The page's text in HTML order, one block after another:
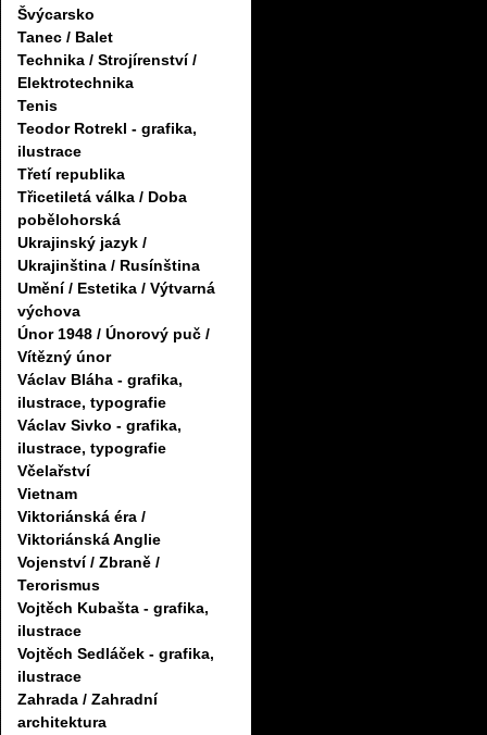
Švýcarsko
Tanec / Balet
Technika / Strojírenství /
Elektrotechnika
Tenis
Teodor Rotrekl - grafika,
ilustrace
Třetí republika
Třicetiletá válka / Doba
pobělohorská
Ukrajinský jazyk /
Ukrajinština / Rusínština
Umění / Estetika / Výtvarná
výchova
Únor 1948 / Únorový puč /
Vítězný únor
Václav Bláha - grafika,
ilustrace, typografie
Václav Sivko - grafika,
ilustrace, typografie
Včelařství
Vietnam
Viktoriánská éra /
Viktoriánská Anglie
Vojenství / Zbraně /
Terorismus
Vojtěch Kubašta - grafika,
ilustrace
Vojtěch Sedláček - grafika,
ilustrace
Zahrada / Zahradní
architektura